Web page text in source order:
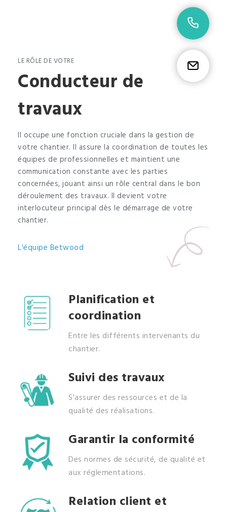
LE RÔLE DE VOTRE
Conducteur de
travaux
Il occupe une fonction cruciale dans la gestion de
votre chantier. Il assure la coordination de toutes les
équipes de professionnelles et maintient une
communication constante avec les parties
concernées, jouant ainsi un rôle central dans le bon
déroulement des travaux. Il devient votre
interlocuteur principal dès le démarrage de votre
chantier.
L'équipe Betwood
Planification et
coordination
Entre les différents intervenants du
chantier.
Suivi des travaux
S'assurer des ressources et de la
qualité des réalisations.
Garantir la conformité
Des normes de sécurité, de qualité et
aux réglementations.
Relation client et